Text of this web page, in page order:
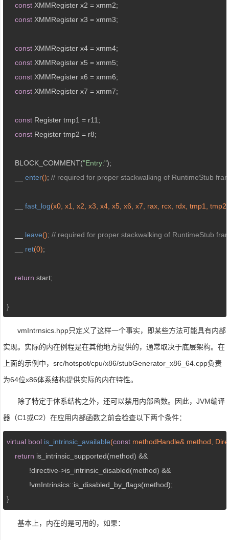
const XMMRegister x2 = xmm2;
const XMMRegister x3 = xmm3;
const XMMRegister x4 = xmm4;
const XMMRegister x5 = xmm5;
const XMMRegister x6 = xmm6;
const XMMRegister x7 = xmm7;
const Register tmp1 = r11;
const Register tmp2 = r8;
    BLOCK_COMMENT(
"Entry:");
__ enter(); // required for proper stackwalking of RuntimeStub
__ fast_log(x0, x1, x2, x3, x4, x5, x6, x7, rax, rcx, rdx, tmp1, tmp2)
leave(); // required for proper stackwalking of RuntimeStub
ret(0);
return start;
}
vmIntrnsics.hpp只定义了这样一个事实，即某些方法可能具有内部
实现。实际的内在例程是在其他地方提供的，通常取决于底层架构。在
上面的示例中，src/hotspot/cpu/x86/stubGenerator_x86_64.cpp负责
为64位x86体系结构提供实际的内在特性。
除了特定于体系结构之外，还可以禁用内部函数。因此，JVM编译
器（C1或C2）在应用内部函数之前会检查以下两个条件：
virtual bool is_intrinsic_available(const methodHandle& method,
return is_intrinsic_supported(method) &&
           !directive->is_intrinsic_disabled(method) &&
           !vmIntrinsics::is_disabled_by_flags(method);
}
基本上，内在的是可用的，如果：